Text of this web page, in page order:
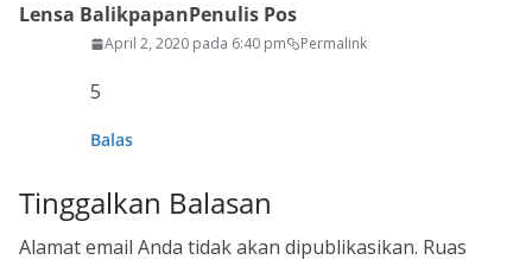
Lensa BalikpapanPenulis Pos
April 2, 2020 pada 6:40 pm Permalink
5
Balas
Tinggalkan Balasan
Alamat email Anda tidak akan dipublikasikan. Ruas